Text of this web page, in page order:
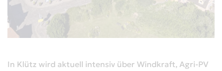
In Klütz wird aktuell intensiv über Windkraft, Agri-PV